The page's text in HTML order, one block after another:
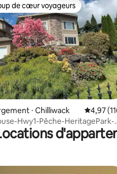
sur la base de 46
de cœur voyageurs les plus
de cœur voyageurs
⋅ Chilliwack
4,97
Hwy1-Pêche-HeritagePark-